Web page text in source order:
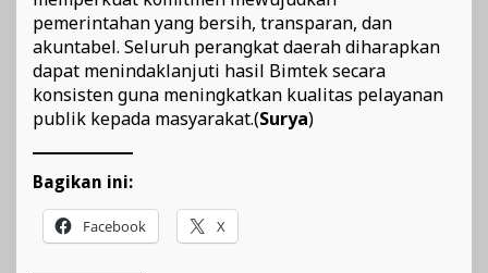
pemerintahan yang bersih, transparan, dan
akuntabel. Seluruh perangkat daerah diharapkan
dapat menindaklanjuti hasil Bimtek secara
konsisten guna meningkatkan kualitas pelayanan
publik kepada masyarakat.(Surya)
Bagikan ini:
Facebook X